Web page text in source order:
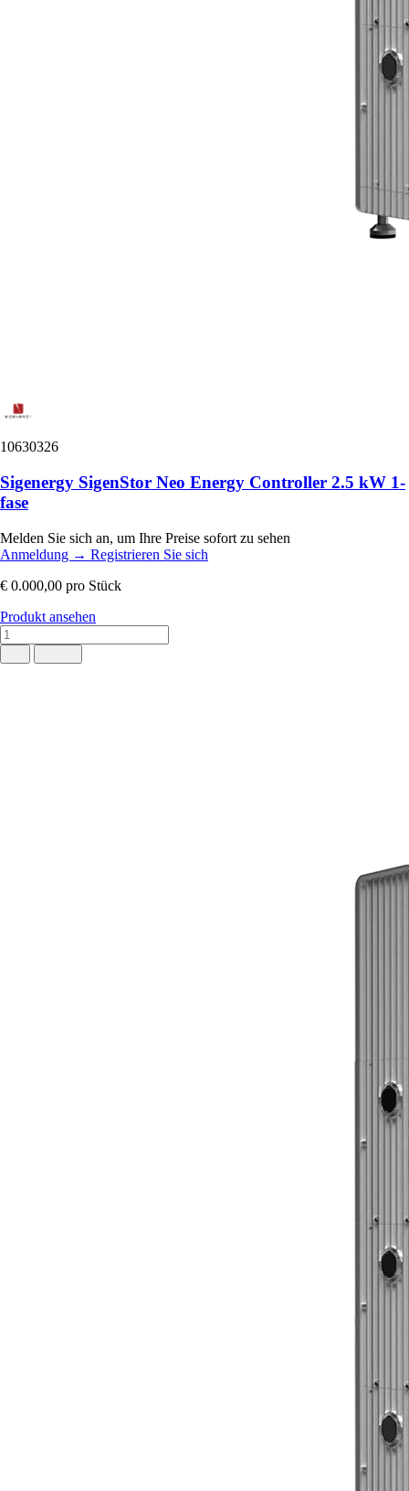
10630326
Sigenergy SigenStor Neo Energy Controller 2.5 kW 1-
fase
Melden Sie sich an, um Ihre Preise sofort zu sehen
Anmeldung → Registrieren Sie sich
€ 0.000,00 pro Stück
Produkt ansehen